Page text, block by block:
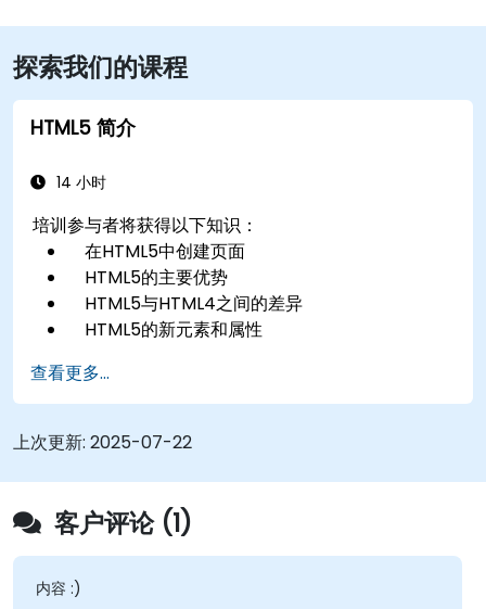
探索我们的课程
HTML5 简介
14 小时
培训参与者将获得以下知识：
在HTML5中创建页面
HTML5的主要优势
HTML5与HTML4之间的差异
HTML5的新元素和属性
创建表单
用于离线应用的Web存储
查看更多...
上次更新: 2025-07-22
客户评论 (1)
内容 :)